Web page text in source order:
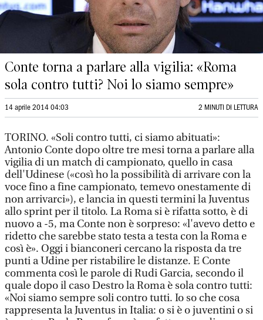
Conte torna a parlare alla vigilia: «Roma
sola contro tutti? Noi lo siamo sempre»
14 aprile 2014 04:03 2 MINUTI DI LETTURA
TORINO. «Soli contro tutti, ci siamo abituati»:
Antonio Conte dopo oltre tre mesi torna a parlare alla
vigilia di un match di campionato, quello in casa
dell'Udinese («così ho la possibilità di arrivare con la
voce fino a fine campionato, temevo onestamente di
non arrivarci»), e lancia in questi termini la Juventus
allo sprint per il titolo. La Roma si è rifatta sotto, è di
nuovo a -5, ma Conte non è sorpreso: «l'avevo detto e
ridetto che sarebbe stato testa a testa con la Roma e
così è». Oggi i bianconeri cercano la risposta da tre
punti a Udine per ristabilire le distanze. E Conte
commenta così le parole di Rudi Garcia, secondo il
quale dopo il caso Destro la Roma è sola contro tutti:
«Noi siamo sempre soli contro tutti. Io so che cosa
rappresenta la Juventus in Italia: o si è o juventini o si